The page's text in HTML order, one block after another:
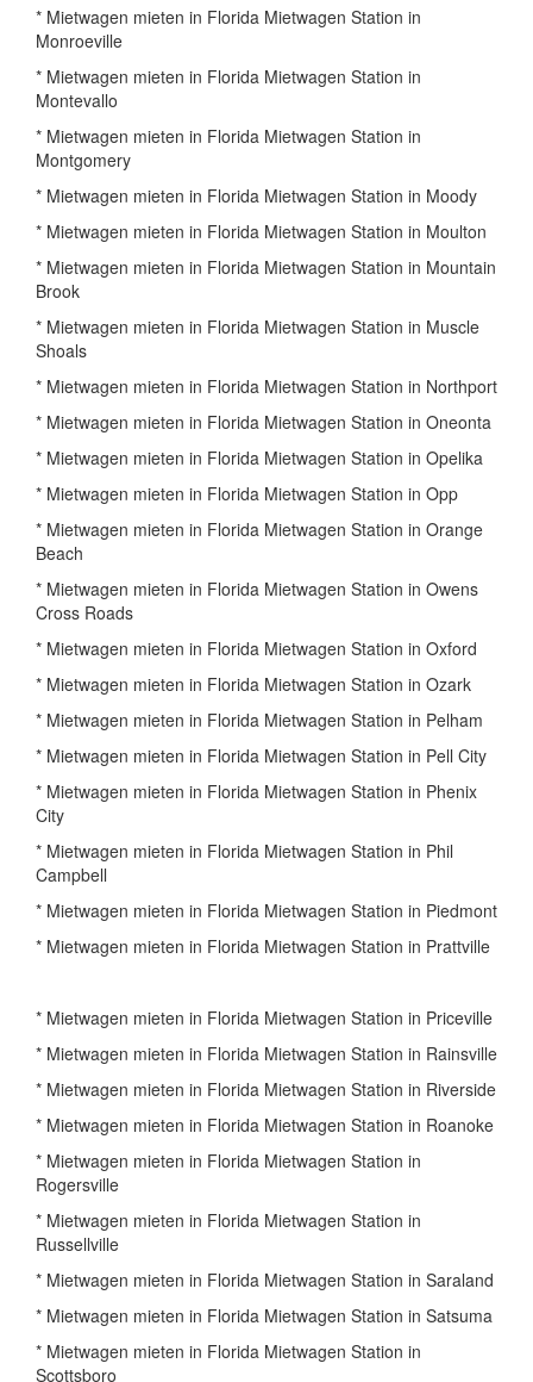
* Mietwagen mieten in Florida Mietwagen Station in
Monroeville
* Mietwagen mieten in Florida Mietwagen Station in
Montevallo
* Mietwagen mieten in Florida Mietwagen Station in
Montgomery
* Mietwagen mieten in Florida Mietwagen Station in Moody
* Mietwagen mieten in Florida Mietwagen Station in Moulton
* Mietwagen mieten in Florida Mietwagen Station in Mountain
Brook
* Mietwagen mieten in Florida Mietwagen Station in Muscle
Shoals
* Mietwagen mieten in Florida Mietwagen Station in Northport
* Mietwagen mieten in Florida Mietwagen Station in Oneonta
* Mietwagen mieten in Florida Mietwagen Station in Opelika
* Mietwagen mieten in Florida Mietwagen Station in Opp
* Mietwagen mieten in Florida Mietwagen Station in Orange
Beach
* Mietwagen mieten in Florida Mietwagen Station in Owens
Cross Roads
* Mietwagen mieten in Florida Mietwagen Station in Oxford
* Mietwagen mieten in Florida Mietwagen Station in Ozark
* Mietwagen mieten in Florida Mietwagen Station in Pelham
* Mietwagen mieten in Florida Mietwagen Station in Pell City
* Mietwagen mieten in Florida Mietwagen Station in Phenix
City
* Mietwagen mieten in Florida Mietwagen Station in Phil
Campbell
* Mietwagen mieten in Florida Mietwagen Station in Piedmont
* Mietwagen mieten in Florida Mietwagen Station in Prattville
* Mietwagen mieten in Florida Mietwagen Station in Priceville
* Mietwagen mieten in Florida Mietwagen Station in Rainsville
* Mietwagen mieten in Florida Mietwagen Station in Riverside
* Mietwagen mieten in Florida Mietwagen Station in Roanoke
* Mietwagen mieten in Florida Mietwagen Station in
Rogersville
* Mietwagen mieten in Florida Mietwagen Station in
Russellville
* Mietwagen mieten in Florida Mietwagen Station in Saraland
* Mietwagen mieten in Florida Mietwagen Station in Satsuma
* Mietwagen mieten in Florida Mietwagen Station in
Scottsboro